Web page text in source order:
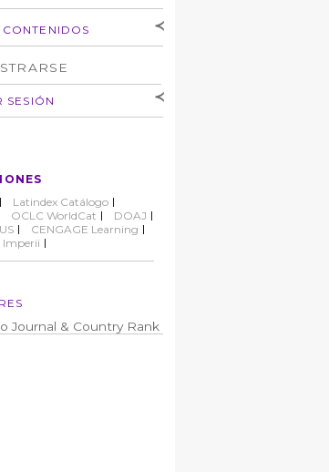
de autoría
éticas
SESIÓN
Latindex Catálogo
OCLC WorldCat
DOAJ
CENGAGE Learning
Imperii